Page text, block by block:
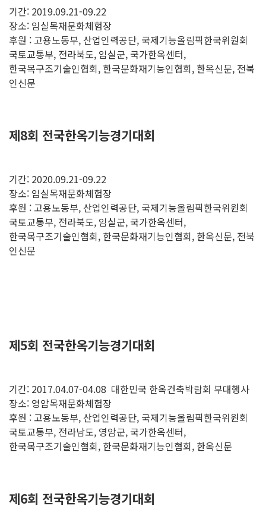
기간: 2019.09.21-09.22
장소: 임실목재문화체험장
후원 : 고용노동부, 산업인력공단, 국제기능올림픽한국위원회
국토교통부, 전라북도, 임실군, 국가한옥센터,
한국목구조기술인협회, 한국문화재기능인협회, 한옥신문, 전북
인신문
제8회 전국한옥기능경기대회
기간: 2020.09.21-09.22
장소: 임실목재문화체험장
후원 : 고용노동부, 산업인력공단, 국제기능올림픽한국위원회
국토교통부, 전라북도, 임실군, 국가한옥센터,
한국목구조기술인협회, 한국문화재기능인협회, 한옥신문, 전북
인신문
제5회 전국한옥기능경기대회
기간: 2017.04.07-04.08 대한민국 한옥건축박람회 부대행사
장소: 영암목재문화체험장
후원 : 고용노동부, 산업인력공단, 국제기능올림픽한국위원회
국토교통부, 전라남도, 영암군, 국가한옥센터,
한국목구조기술인협회, 한국문화재기능인협회, 한옥신문
제6회 전국한옥기능경기대회